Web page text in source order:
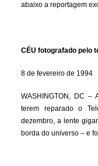
abaixo a reportagem
CÉU fotografado pelo
8 de fevereiro de 1994
WASHINGTON, DC –
terem reparado o
dezembro, a lente
borda do universo – e